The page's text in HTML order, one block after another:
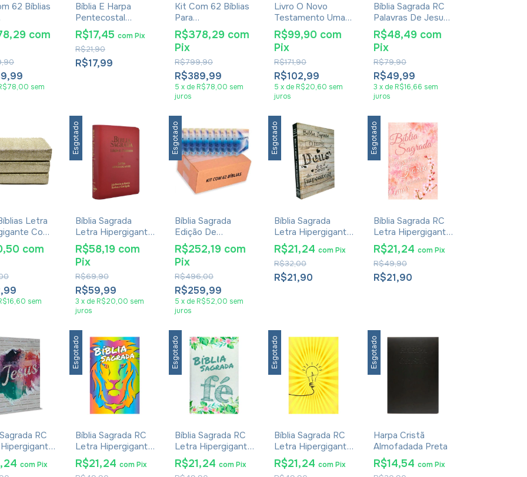
62 Bíblias
- RC
de
-
com
sem
Bíblia E Harpa
Pentecostal
Edição De
Promessas Letra
Maior RC Carteira
Preta
R$17,99
R$21,90
R$17,45 comPix
Kit Com 62 Bíblias
Para
Evangelização
Pequena - RC
Edição de
Promessas Infantil
R$389,99
R$799,90
R$378,29 com
Pix
5 x de R$78,00 sem
juros
Livro O Novo
Testamento Uma
Introdução
Histórica - Manuel
Alexandre Jr
R$102,99
R$171,90
R$99,90 com
Pix
5 x de R$20,60 sem
juros
Bíblia Sagrada RC
Palavras De Jesus
Em Vermelho
R$49,99
R$79,90
R$48,49 com
Pix
3 x de R$16,66 sem
juros
Letra
Com
com
sem
Esgotado
Bíblia Sagrada
Letra Hipergigante
RC Edição De
Promessas Zíper
Vermelha
R$59,99
R$69,90
R$58,19 com
Pix
3 x de R$20,00 sem
juros
Esgotado
Bíblia Sagrada
Edição De
Promessas - Kit
Com 62 Unidades
R$259,99
R$496,00
R$252,19 com
Pix
5 x de R$52,00 sem
juros
Esgotado
Bíblia Sagrada
Letra Hipergigante
Harpa Capa Dura
Deus Do
Impossível
R$21,90
R$32,00
R$21,24 comPix
Esgotado
Bíblia Sagrada RC
Letra Hipergigante
Harpa Rosa Floral
R$21,90
R$49,90
R$21,24 comPix
RC
comPix
Esgotado
Bíblia Sagrada RC
Letra Hipergigante
Harpa Leão Color
R$21,24 comPix
Esgotado
Bíblia Sagrada RC
Letra Hipergigante
Harpa Fé Verde
R$21,24 comPix
Esgotado
Bíblia Sagrada RC
Letra Hipergigante
Harpa Lâmpada
Amarela
R$21,24 comPix
Esgotado
Harpa Cristã
Almofadada Preta
R$14,54 comPix